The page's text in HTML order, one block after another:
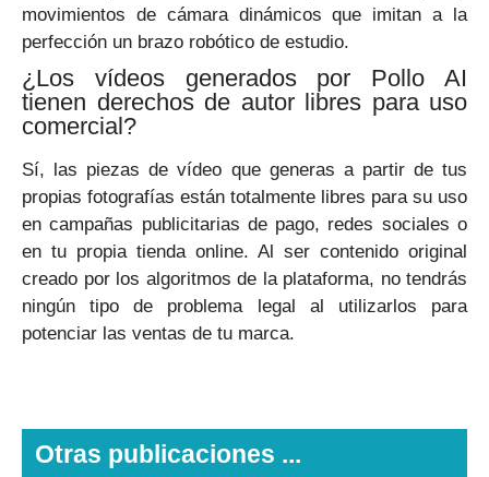
movimientos de cámara dinámicos que imitan a la
perfección un brazo robótico de estudio.
¿Los vídeos generados por Pollo AI
tienen derechos de autor libres para uso
comercial?
Sí, las piezas de vídeo que generas a partir de tus
propias fotografías están totalmente libres para su uso
en campañas publicitarias de pago, redes sociales o
en tu propia tienda online. Al ser contenido original
creado por los algoritmos de la plataforma, no tendrás
ningún tipo de problema legal al utilizarlos para
potenciar las ventas de tu marca.
Otras publicaciones ...